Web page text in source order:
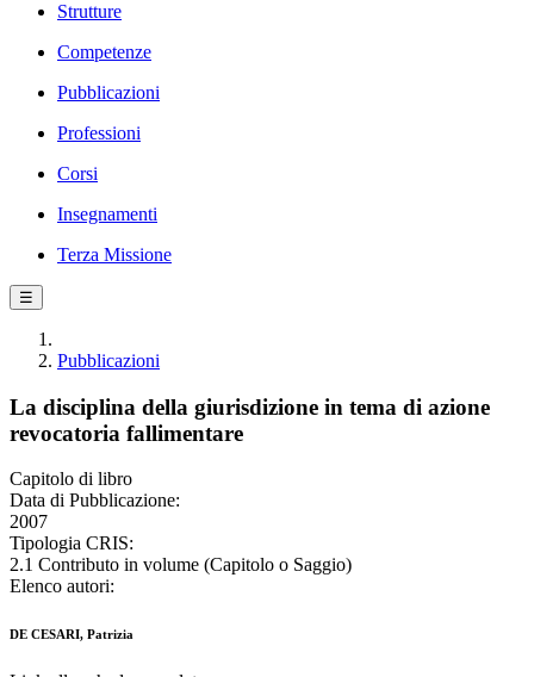
Strutture
Competenze
Pubblicazioni
Professioni
Corsi
Insegnamenti
Terza Missione
☰
Pubblicazioni
La disciplina della giurisdizione in tema di azione
revocatoria fallimentare
Capitolo di libro
Data di Pubblicazione:
2007
Tipologia CRIS:
2.1 Contributo in volume (Capitolo o Saggio)
Elenco autori:
DE CESARI, Patrizia